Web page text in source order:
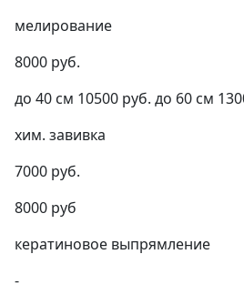
мелирование
8000 руб.
до 40 см 10500 руб. до 60 см
хим. завивка
7000 руб.
8000 руб
кератиновое выпрямление
-